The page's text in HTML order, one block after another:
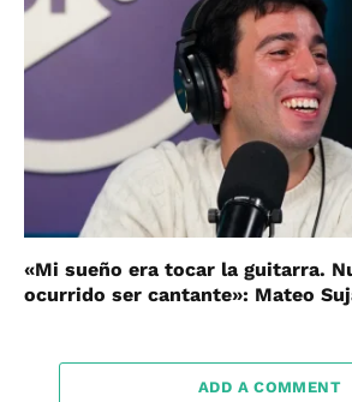
«Mi sueño era tocar la guitarra.
ocurrido ser cantante»: Mateo
ADD A COMMENT